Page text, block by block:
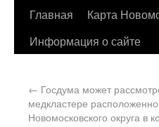
Главная Карта
Информация о сайте
← Госдума может
медкластере
Новомосковского округа в